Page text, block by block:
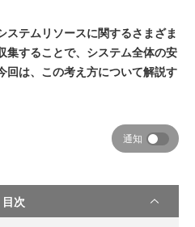
ステムリソースに関するさまざま
集することで、システム全体の安
回は、この考え方について解説す
通知
目次